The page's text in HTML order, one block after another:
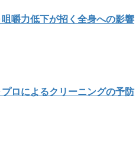
嚼力低下が招く全身への影響
ロによるクリーニングの予防